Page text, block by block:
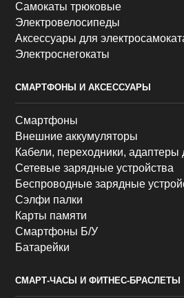
Самокаты трюковые
Электровелосипеды
Аксессуары для
Электроснегокаты
СМАРТФОНЫ И АКСЕССУАРЫ
Смартфоны
Внешние аккумуляторы
Кабели, переходники,
Сетевые зарядные устройства
Беспроводные зарядные
Сэлфи палки
Карты памяти
Смартфоны Б/У
Батарейки
СМАРТ-ЧАСЫ И ФИТНЕС-БРАСЛЕТЫ